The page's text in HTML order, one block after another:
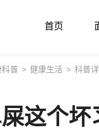
首页
科普 > 健康生活 > 科普
这个坏